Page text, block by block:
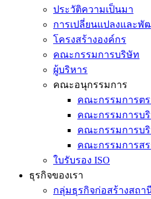
ประวัติความเป็นมา
การเปลี่ยนแปลงและ
โครงสร้างองค์กร
คณะกรรมการบริษัท
ผู้บริหาร
คณะอนุกรรมการ
คณะกรรมการต
คณะกรรมการบริ
คณะกรรมการบ
คณะกรรมการส
ใบรับรอง ISO
ธุรกิจของเรา
กลุ่มธุรกิจก่อสร้างสถา